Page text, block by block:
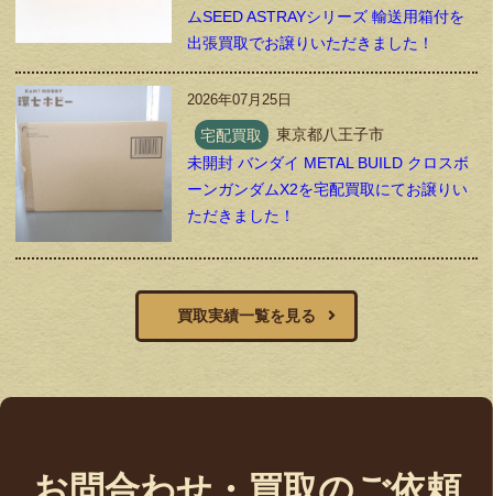
ムSEED ASTRAYシリーズ 輸送用箱付を
出張買取でお譲りいただきました！
2026年07月25日
宅配買取
東京都八王子市
未開封 バンダイ METAL BUILD クロスボ
ーンガンダムX2を宅配買取にてお譲りい
ただきました！
買取実績一覧を見る